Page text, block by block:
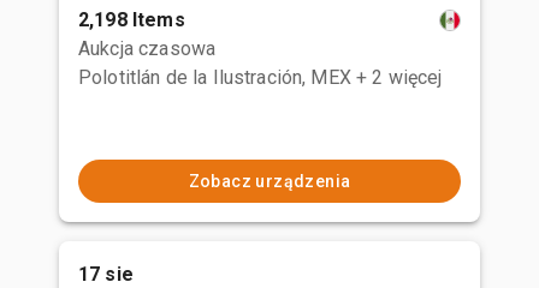
2,198 Items
Aukcja czasowa
Polotitlán de la Ilustración, MEX + 2 więcej
Zobacz urządzenia
17 sie